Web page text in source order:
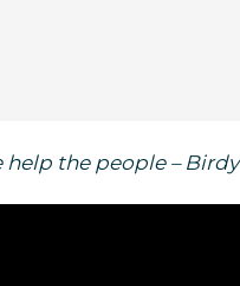
help the people – Birdy